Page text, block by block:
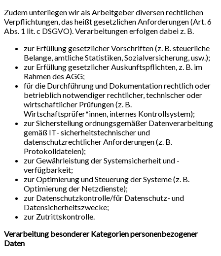
Zudem unterliegen wir als Arbeitgeber diversen rechtlichen
Verpflichtungen, das heißt gesetzlichen Anforderungen (Art. 6
Abs. 1 lit. c DSGVO). Verarbeitungen erfolgen dabei z. B.
zur Erfüllung gesetzlicher Vorschriften (z. B. steuerliche
Belange, amtliche Statistiken, Sozialversicherung, usw.);
zur Erfüllung gesetzlicher Auskunftspflichten, z. B. im
Rahmen des AGG;
für die Durchführung und Dokumentation rechtlich oder
betrieblich notwendiger rechtlicher, technischer oder
wirtschaftlicher Prüfungen (z. B.
Wirtschaftsprüfer*innen, internes Kontrollsystem);
zur Sicherstellung ordnungsgemäßer Datenverarbeitung
gemäß IT- sicherheitstechnischer und
datenschutzrechtlicher Anforderungen (z. B.
Protokolldateien);
zur Gewährleistung der Systemsicherheit und -
verfügbarkeit;
zur Optimierung und Steuerung der Systeme (z. B.
Optimierung der Netzdienste);
zur Datenschutzkontrolle/für Datenschutz- und
Datensicherheitszwecke;
zur Zutrittskontrolle.
Verarbeitung besonderer Kategorien personenbezogener
Daten